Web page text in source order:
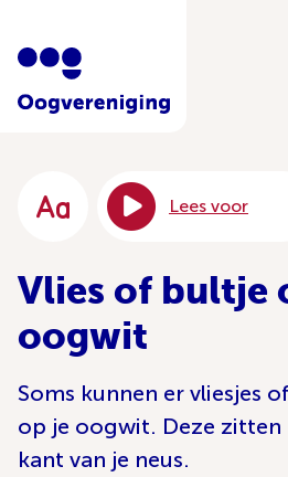
Lees voor
Vlies of bultje
oogwit
Soms kunnen er vliesjes
op je oogwit. Deze zitten
kant van je neus.